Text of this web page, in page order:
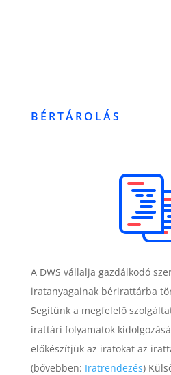
BÉRTÁROLÁS
A DWS vállalja gazdálkodó
iratanyagainak bérirattárba
Segítünk a megfelelő
irattári folyamatok
előkészítjük az iratokat az
(bővebben: Iratrendezés)